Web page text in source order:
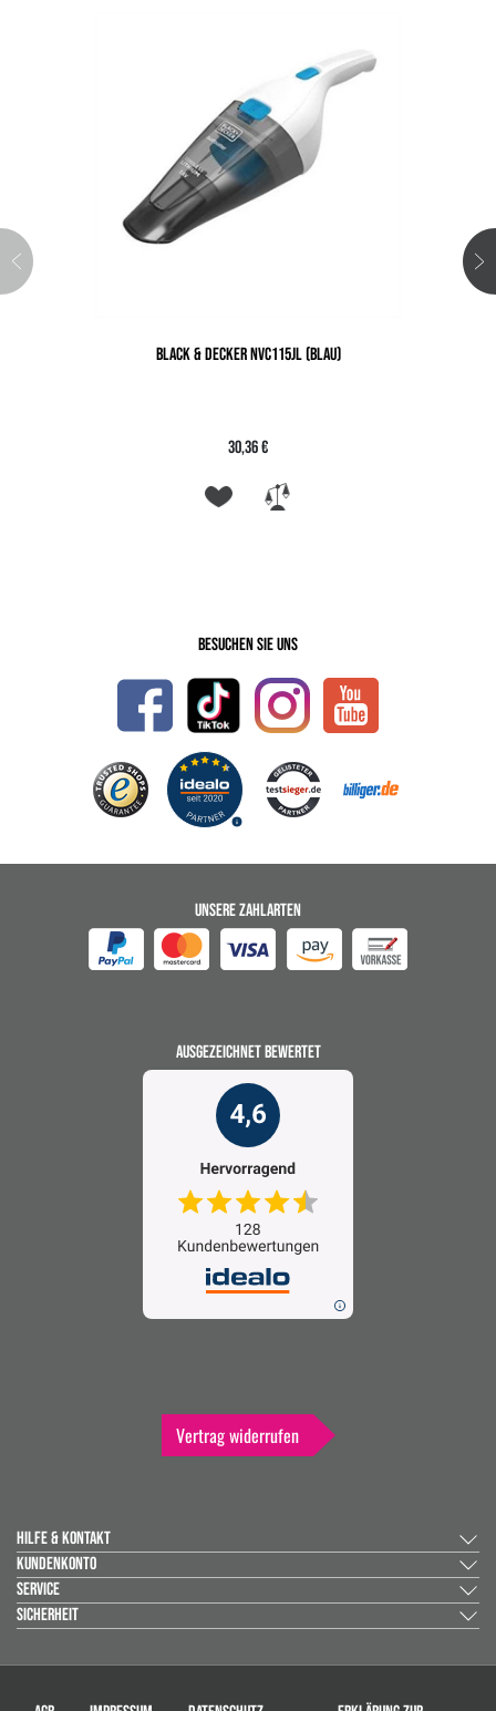
BLACK & DECKER NVC115JL (BLAU)
30,36 €
Besuchen Sie uns
UNSERE ZAHLARTEN
AUSGEZEICHNET BEWERTET
Vertrag widerrufen
HILFE & KONTAKT
KUNDENKONTO
SERVICE
SICHERHEIT